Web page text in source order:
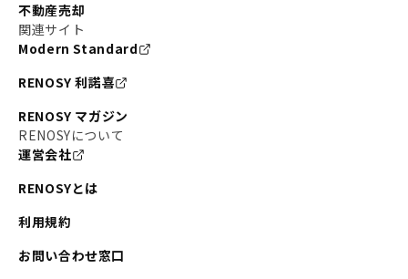
不動産売却
関連サイト
Modern Standard
RENOSY 利諾喜
RENOSY マガジン
RENOSYについて
運営会社
RENOSYとは
利用規約
お問い合わせ窓口